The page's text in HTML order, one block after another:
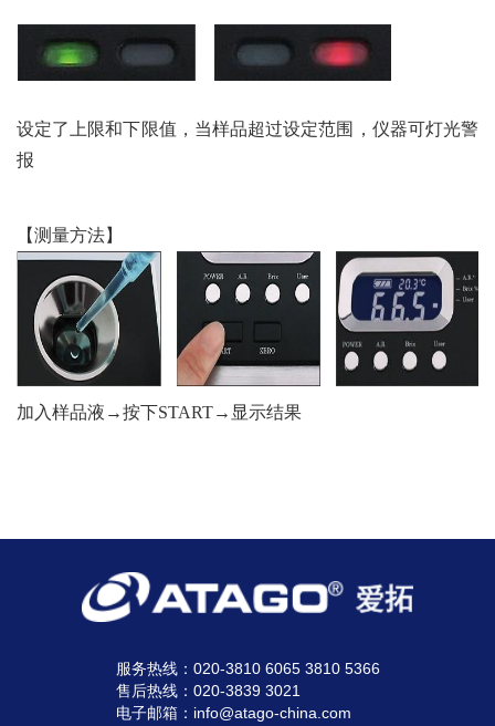
设定了上限和下限值，当样品超过设定范围，仪器可灯光警
报
【测量方法】
加入样品液→按下START→显示结果
服务热线：020-3810 6065 3810 5366
售后热线：020-3839 3021
电子邮箱：info@atago-china.com